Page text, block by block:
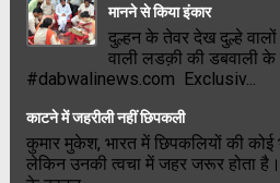
मानने से किया इंकार
दुल्हन के तेवर देख दुल्हे
वाली लडक़ी की डबवाली
#dabwalinews.com Exclusiv...
काटने में जहरीली नहीं छिपकली
कुमार मुकेश, भारत में छिपकलियों की कोई
लेकिन उनकी त्वचा में जहर जरूर होता